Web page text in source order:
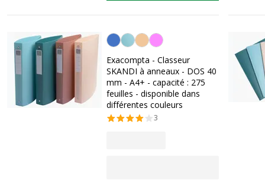
Personnalisation de la couleur
Exacompta - Classeur
SKANDI à anneaux - DOS 40
mm - A4+ - capacité : 275
feuilles - disponible dans
différentes couleurs
3